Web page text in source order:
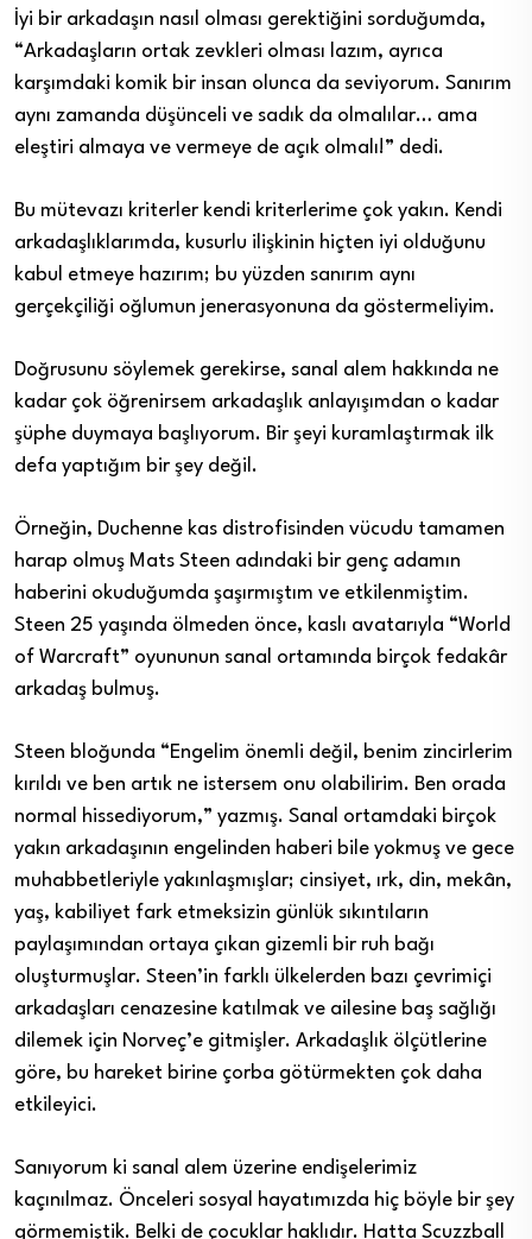
İyi bir arkadaşın nasıl olması gerektiğini sorduğumda,
“Arkadaşların ortak zevkleri olması lazım, ayrıca
karşımdaki komik bir insan olunca da seviyorum. Sanırım
aynı zamanda düşünceli ve sadık da olmalılar… ama
eleştiri almaya ve vermeye de açık olmalı!” dedi.
Bu mütevazı kriterler kendi kriterlerime çok yakın. Kendi
arkadaşlıklarımda, kusurlu ilişkinin hiçten iyi olduğunu
kabul etmeye hazırım; bu yüzden sanırım aynı
gerçekçiliği oğlumun jenerasyonuna da göstermeliyim.
Doğrusunu söylemek gerekirse, sanal alem hakkında ne
kadar çok öğrenirsem arkadaşlık anlayışımdan o kadar
şüphe duymaya başlıyorum. Bir şeyi kuramlaştırmak ilk
defa yaptığım bir şey değil.
Örneğin, Duchenne kas distrofisinden vücudu tamamen
harap olmuş Mats Steen adındaki bir genç adamın
haberini okuduğumda şaşırmıştım ve etkilenmiştim.
Steen 25 yaşında ölmeden önce, kaslı avatarıyla “World
of Warcraft” oyununun sanal ortamında birçok fedakâr
arkadaş bulmuş.
Steen bloğunda “Engelim önemli değil, benim zincirlerim
kırıldı ve ben artık ne istersem onu olabilirim. Ben orada
normal hissediyorum,” yazmış. Sanal ortamdaki birçok
yakın arkadaşının engelinden haberi bile yokmuş ve gece
muhabbetleriyle yakınlaşmışlar; cinsiyet, ırk, din, mekân,
yaş, kabiliyet fark etmeksizin günlük sıkıntıların
paylaşımından ortaya çıkan gizemli bir ruh bağı
oluşturmuşlar. Steen’in farklı ülkelerden bazı çevrimiçi
arkadaşları cenazesine katılmak ve ailesine baş sağlığı
dilemek için Norveç’e gitmişler. Arkadaşlık ölçütlerine
göre, bu hareket birine çorba götürmekten çok daha
etkileyici.
Sanıyorum ki sanal alem üzerine endişelerimiz
kaçınılmaz. Önceleri sosyal hayatımızda hiç böyle bir şey
görmemiştik. Belki de çocuklar haklıdır. Hatta Scuzzball